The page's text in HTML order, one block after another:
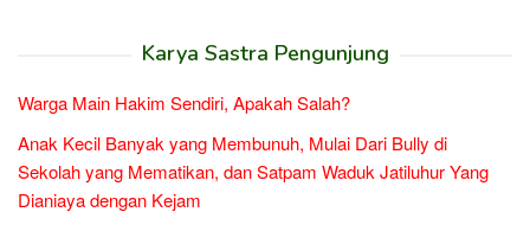
Karya Sastra Pengunjung
Warga Main Hakim Sendiri, Apakah Salah?
Anak Kecil Banyak yang Membunuh, Mulai Dari Bully di
Sekolah yang Mematikan, dan Satpam Waduk Jatiluhur Yang
Dianiaya dengan Kejam